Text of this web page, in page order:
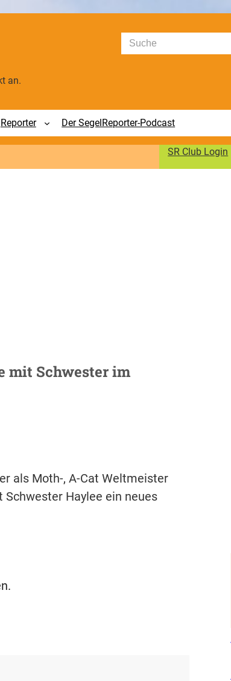
Suchen
an.
Reporter Der SegelReporter-Podcast
SR Club Login
mit Schwester im
als Moth-, A-Cat Weltmeister
Haylee ein neues